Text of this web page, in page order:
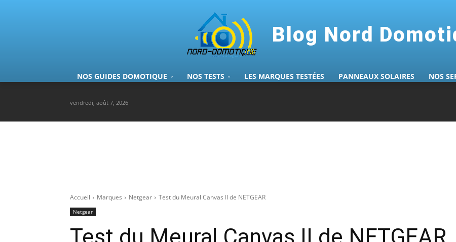
Blog Nord
NOS GUIDES DOMOTIQUE NOS TESTS LES MARQUES TESTÉES PANNEAUX SOLAIRES NOS
vendredi, août 7, 2026
Accueil Marques Netgear Test du Meural Canvas II de NETGEAR
Netgear